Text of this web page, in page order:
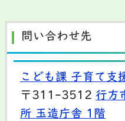
問い合わせ先
こども課 子育て支
〒311-3512 行方
所 玉造庁舎 1階